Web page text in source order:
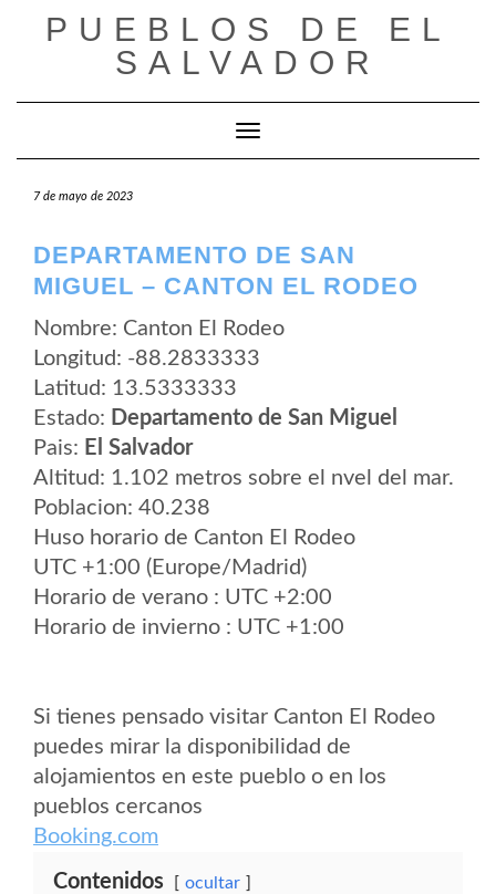
PUEBLOS DE EL
SALVADOR
Cambiar modo de navegación
7 de mayo de 2023
DEPARTAMENTO DE SAN
MIGUEL – CANTON EL RODEO
Nombre: Canton El Rodeo
Longitud: -88.2833333
Latitud: 13.5333333
Estado: Departamento de San Miguel
Pais: El Salvador
Altitud: 1.102 metros sobre el nvel del mar.
Poblacion: 40.238
Huso horario de Canton El Rodeo
UTC +1:00 (Europe/Madrid)
Horario de verano : UTC +2:00
Horario de invierno : UTC +1:00
Si tienes pensado visitar Canton El Rodeo
puedes mirar la disponibilidad de
alojamientos en este pueblo o en los
pueblos cercanos
Booking.com
Contenidos ocultar